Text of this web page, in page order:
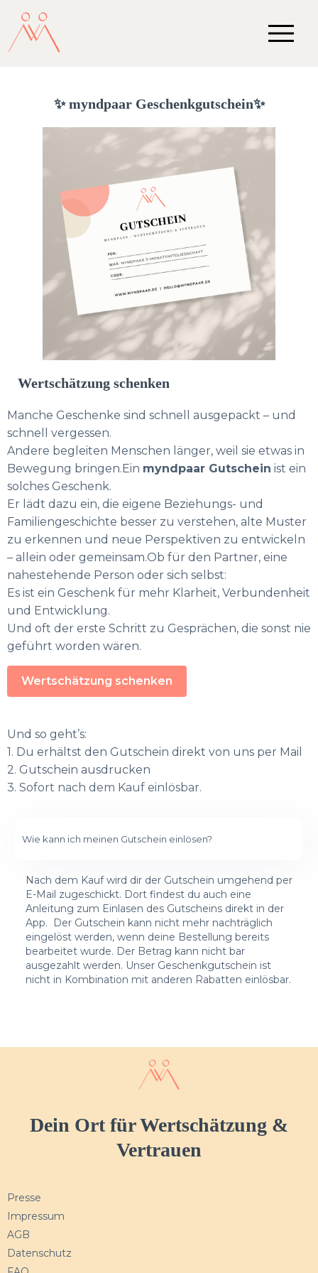
✨ myndpaar Geschenkgutschein✨
Wertschätzung schenken
Manche Geschenke sind schnell ausgepackt – und
schnell vergessen.
Andere begleiten Menschen länger, weil sie etwas in
Bewegung bringen.Ein myndpaar Gutschein ist ein
solches Geschenk.
Er lädt dazu ein, die eigene Beziehungs- und
Familiengeschichte besser zu verstehen, alte Muster
zu erkennen und neue Perspektiven zu entwickeln
– allein oder gemeinsam.Ob für den Partner, eine
nahestehende Person oder sich selbst:
Es ist ein Geschenk für mehr Klarheit, Verbundenheit
und Entwicklung.
Und oft der erste Schritt zu Gesprächen, die sonst nie
geführt worden wären.
Wertschätzung schenken
Und so geht’s:
1. Du erhältst den Gutschein direkt von uns per Mail
2. Gutschein ausdrucken
3. Sofort nach dem Kauf einlösbar.
Wie kann ich meinen Gutschein einlösen?
Nach dem Kauf wird dir der Gutschein umgehend per
E-Mail zugeschickt. Dort findest du auch eine
Anleitung zum Einlasen des Gutscheins direkt in der
App. Der Gutschein kann nicht mehr nachträglich
eingelöst werden, wenn deine Bestellung bereits
bearbeitet wurde. Der Betrag kann nicht bar
ausgezahlt werden. Unser Geschenkgutschein ist
nicht in Kombination mit anderen Rabatten einlösbar.
Dein Ort für Wertschätzung &
Vertrauen
Presse
Impressum
AGB
Datenschutz